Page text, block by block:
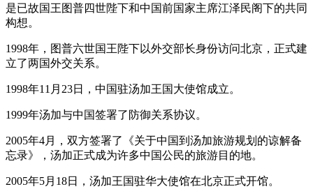
是已故国王图普四世陛下和中国前国家主席江泽民阁下的共同
构想。
1998年，图普六世国王陛下以外交部长身份访问北京，正式建
立了两国外交关系。
1998年11月23日，中国驻汤加王国大使馆成立。
1999年汤加与中国签署了防御关系协议。
2005年4月，双方签署了《关于中国到汤加旅游规划的谅解备
忘录》，汤加正式成为许多中国公民的旅游目的地。
2005年5月18日，汤加王国驻华大使馆在北京正式开馆。